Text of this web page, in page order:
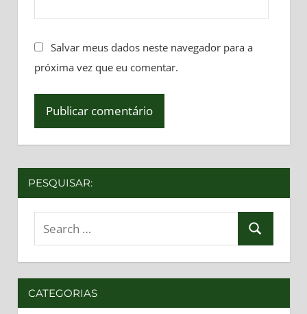
Salvar meus dados neste navegador para a
próxima vez que eu comentar.
PESQUISAR:
Search
CATEGORIAS